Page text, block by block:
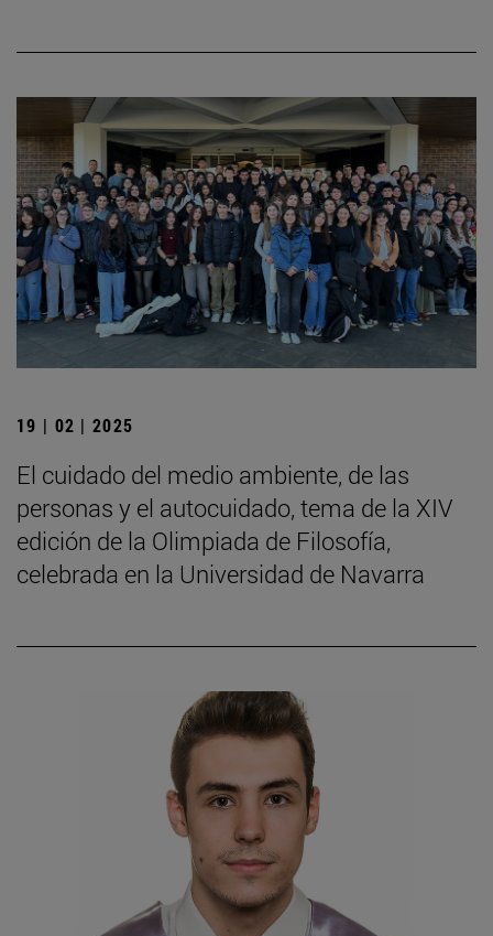
19 | 02 | 2025
El cuidado del medio ambiente, de las
personas y el autocuidado, tema de la XIV
edición de la Olimpiada de Filosofía,
celebrada en la Universidad de Navarra